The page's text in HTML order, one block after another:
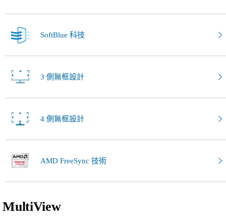
SoftBlue 科技
3 側無框設計
4 側無框設計
AMD FreeSync 技術
MultiView